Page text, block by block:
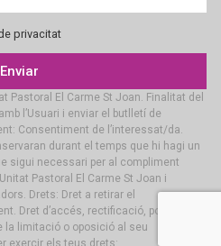
privacitat
Enviar
Pastoral El Carme St Joan. Finalitat del
l’Usuari i enviar el butlletí de
Consentiment de l’interessat/da.
durant el temps que hi hagi un
sigui necessari per al compliment
Pastoral El Carme St Joan i
Drets: Dret a retirar el
Dret d’accés, rectificació, portabilitat i
la limitació o oposició al seu
exercir els teus drets: